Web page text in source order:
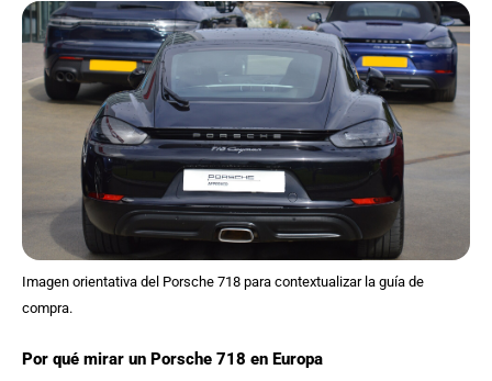
Imagen orientativa del Porsche 718 para contextualizar la guía de
compra.
Por qué mirar un Porsche 718 en Europa